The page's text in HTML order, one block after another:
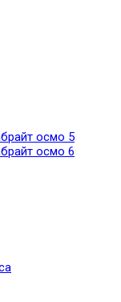
осмо 5
осмо 6